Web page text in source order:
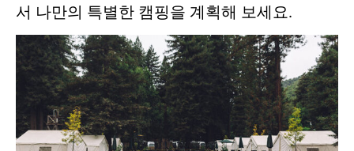
서 나만의 특별한 캠핑을 계획해 보세요.